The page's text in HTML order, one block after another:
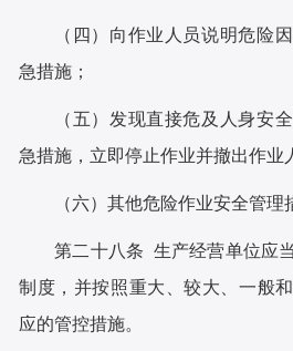
（四）向作业人员说明危险
急措施；
（五）发现直接危及人身安
急措施，立即停止作业并撤出作业
（六）其他危险作业安全管理
第二十八条 生产经营单位应
制度，并按照重大、较大、一般
应的管控措施。